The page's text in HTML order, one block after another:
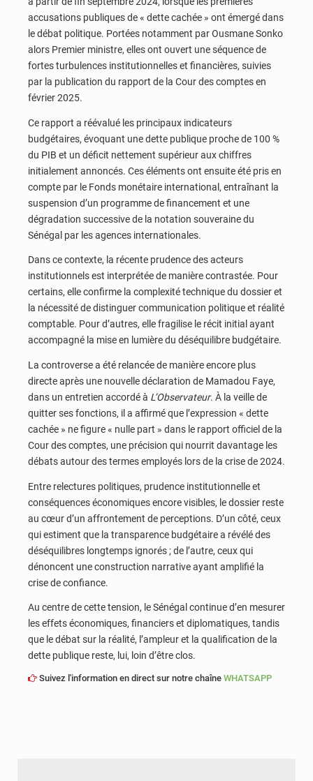
accusations publiques de « dette cachée » ont émergé dans
le débat politique. Portées notamment par Ousmane Sonko
alors Premier ministre, elles ont ouvert une séquence de
fortes turbulences institutionnelles et financières, suivies
par la publication du rapport de la Cour des comptes en
février 2025.
Ce rapport a réévalué les principaux indicateurs
budgétaires, évoquant une dette publique proche de 100 %
du PIB et un déficit nettement supérieur aux chiffres
initialement annoncés. Ces éléments ont ensuite été pris en
compte par le Fonds monétaire international, entraînant la
suspension d’un programme de financement et une
dégradation successive de la notation souveraine du
Sénégal par les agences internationales.
Dans ce contexte, la récente prudence des acteurs
institutionnels est interprétée de manière contrastée. Pour
certains, elle confirme la complexité technique du dossier et
la nécessité de distinguer communication politique et réalité
comptable. Pour d’autres, elle fragilise le récit initial ayant
accompagné la mise en lumière du déséquilibre budgétaire.
La controverse a été relancée de manière encore plus
directe après une nouvelle déclaration de Mamadou Faye,
dans un entretien accordé à L’Observateur. À la veille de
quitter ses fonctions, il a affirmé que l’expression « dette
cachée » ne figure « nulle part » dans le rapport officiel de la
Cour des comptes, une précision qui nourrit davantage les
débats autour des termes employés lors de la crise de 2024.
Entre relectures politiques, prudence institutionnelle et
conséquences économiques encore visibles, le dossier reste
au cœur d’un affrontement de perceptions. D’un côté, ceux
qui estiment que la transparence budgétaire a révélé des
déséquilibres longtemps ignorés ; de l’autre, ceux qui
dénoncent une construction narrative ayant amplifié la
crise de confiance.
Au centre de cette tension, le Sénégal continue d’en mesurer
les effets économiques, financiers et diplomatiques, tandis
que le débat sur la réalité, l’ampleur et la qualification de la
dette publique reste, lui, loin d’être clos.
Suivez l'information en direct sur notre chaîne WHATSAPP